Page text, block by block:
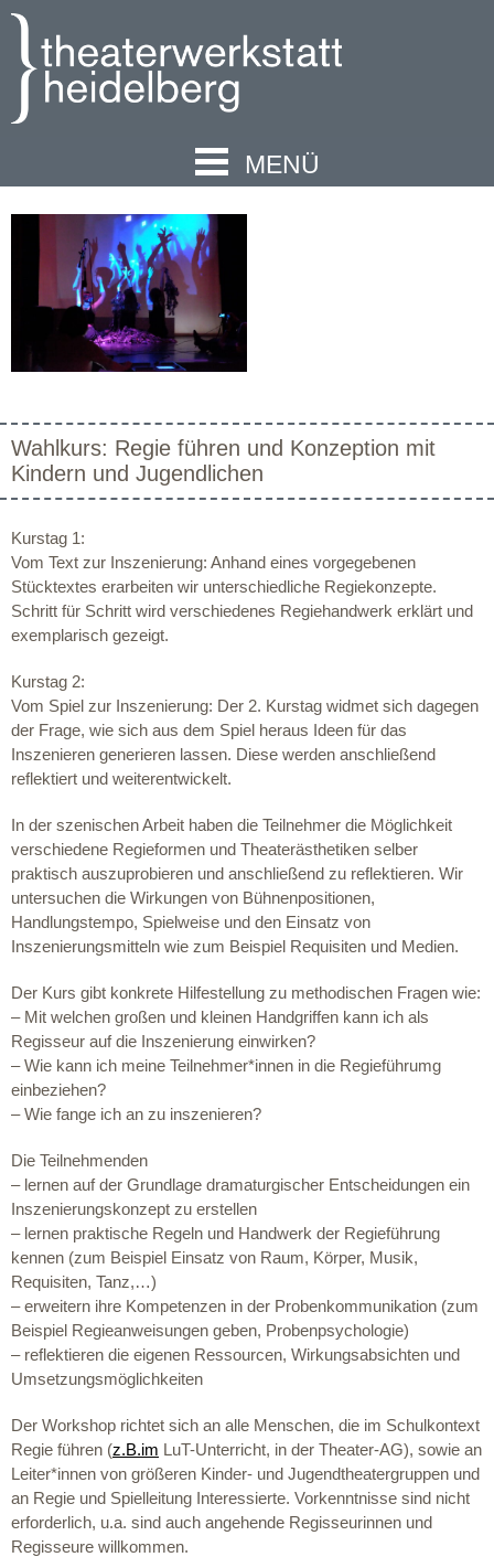
MENÜ
Wahlkurs: Regie führen und Konzeption mit
Kindern und Jugendlichen
Kurstag 1:
Vom Text zur Inszenierung: Anhand eines vorgegebenen
Stücktextes erarbeiten wir unterschiedliche Regiekonzepte.
Schritt für Schritt wird verschiedenes Regiehandwerk erklärt und
exemplarisch gezeigt.
Kurstag 2:
Vom Spiel zur Inszenierung: Der 2. Kurstag widmet sich dagegen
der Frage, wie sich aus dem Spiel heraus Ideen für das
Inszenieren generieren lassen. Diese werden anschließend
reflektiert und weiterentwickelt.
In der szenischen Arbeit haben die Teilnehmer die Möglichkeit
verschiedene Regieformen und Theaterästhetiken selber
praktisch auszuprobieren und anschließend zu reflektieren. Wir
untersuchen die Wirkungen von Bühnenpositionen,
Handlungstempo, Spielweise und den Einsatz von
Inszenierungsmitteln wie zum Beispiel Requisiten und Medien.
Der Kurs gibt konkrete Hilfestellung zu methodischen Fragen wie:
– Mit welchen großen und kleinen Handgriffen kann ich als
Regisseur auf die Inszenierung einwirken?
– Wie kann ich meine Teilnehmer*innen in die Regieführumg
einbeziehen?
– Wie fange ich an zu inszenieren?
Die Teilnehmenden
– lernen auf der Grundlage dramaturgischer Entscheidungen ein
Inszenierungskonzept zu erstellen
– lernen praktische Regeln und Handwerk der Regieführung
kennen (zum Beispiel Einsatz von Raum, Körper, Musik,
Requisiten, Tanz,…)
– erweitern ihre Kompetenzen in der Probenkommunikation (zum
Beispiel Regieanweisungen geben, Probenpsychologie)
– reflektieren die eigenen Ressourcen, Wirkungsabsichten und
Umsetzungsmöglichkeiten
Der Workshop richtet sich an alle Menschen, die im Schulkontext
Regie führen (z.B.im LuT-Unterricht, in der Theater-AG), sowie an
Leiter*innen von größeren Kinder- und Jugendtheatergruppen und
an Regie und Spielleitung Interessierte. Vorkenntnisse sind nicht
erforderlich, u.a. sind auch angehende Regisseurinnen und
Regisseure willkommen.